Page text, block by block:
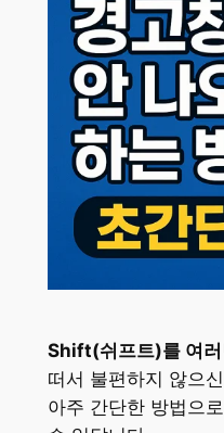
Shift(쉬프트)를 여러
떠서 불편하지 않으
아주 간단한 방법으로